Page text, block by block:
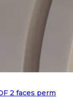
2 faces perm